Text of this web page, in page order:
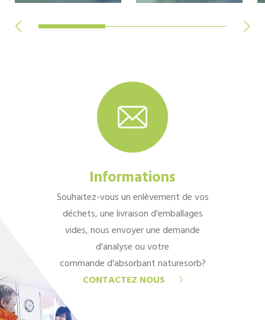
Informations
Souhaitez-vous un enlèvement de vos
déchets, une livraison d'emballages
vides, nous envoyer une demande
d'analyse ou votre
commande d'absorbant naturesorb?
CONTACTEZ NOUS